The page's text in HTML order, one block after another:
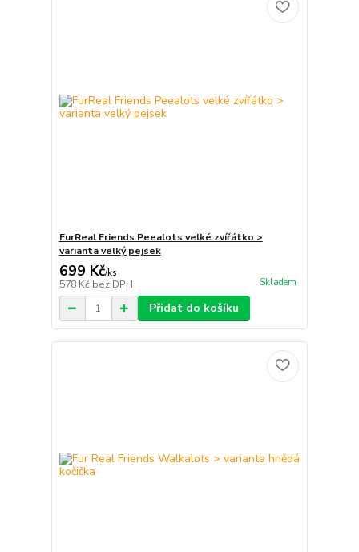
FurReal Friends Peealots velké zvířátko >
varianta velký pejsek
699 Kč/ks
578 Kč bez DPH Skladem
Přidat do košíku